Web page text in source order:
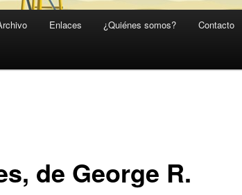
Enlaces ¿Quiénes somos? Contacto
de George R.